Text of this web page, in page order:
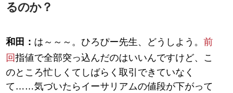
るのか？
和田： は～～～。ひろぴー先生、どうしよう。 前
回指値で全部突っ込んだのはいいんですけど、こ
のところ忙しくてしばらく取引できていなく
て……気づいたらイーサリアムの値段が下がって